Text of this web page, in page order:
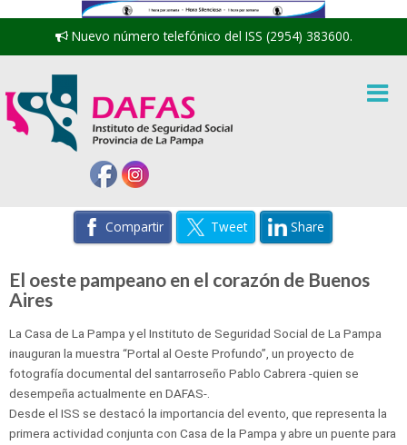
Nuevo número telefónico del ISS (2954) 383600.
Compartir Tweet Share
El oeste pampeano en el corazón de Buenos
Aires
La Casa de La Pampa y el Instituto de Seguridad Social de La Pampa
inauguran la muestra “Portal al Oeste Profundo”, un proyecto de
fotografía documental del santarroseño Pablo Cabrera -quien se
desempeña actualmente en DAFAS-.
Desde el ISS se destacó la importancia del evento, que representa la
primera actividad conjunta con Casa de la Pampa y abre un puente para